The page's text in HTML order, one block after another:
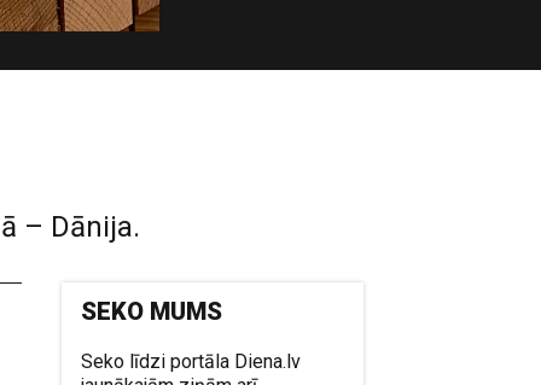
– Dānija.
SEKO MUMS
Seko līdzi portāla Diena.lv